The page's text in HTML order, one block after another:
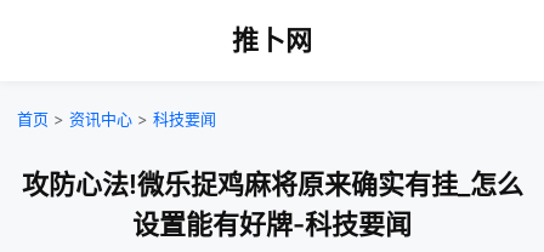
推卜网
首页 > 资讯中心 > 科技要闻
攻防心法!微乐捉鸡麻将原来确实有挂_怎么
设置能有好牌-科技要闻